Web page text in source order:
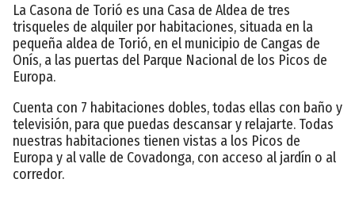
La Casona de Torió es una Casa de Aldea de tres
trisqueles de alquiler por habitaciones, situada en la
pequeña aldea de Torió, en el municipio de Cangas de
Onís, a las puertas del Parque Nacional de los Picos de
Europa.
Cuenta con 7 habitaciones dobles, todas ellas con baño y
televisión, para que puedas descansar y relajarte. Todas
nuestras habitaciones tienen vistas a los Picos de
Europa y al valle de Covadonga, con acceso al jardín o al
corredor.